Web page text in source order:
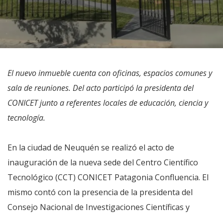
El nuevo inmueble cuenta con oficinas, espacios comunes y
sala de reuniones. Del acto participó la presidenta del
CONICET junto a referentes locales de educación, ciencia y
tecnología.
En la ciudad de Neuquén se realizó el acto de
inauguración de la nueva sede del Centro Científico
Tecnológico (CCT) CONICET Patagonia Confluencia. El
mismo contó con la presencia de la presidenta del
Consejo Nacional de Investigaciones Científicas y